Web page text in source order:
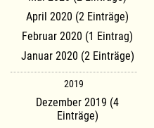
April 2020 (2 Einträge)
Februar 2020 (1 Eintrag)
Januar 2020 (2 Einträge)
2019
Dezember 2019 (4
Einträge)